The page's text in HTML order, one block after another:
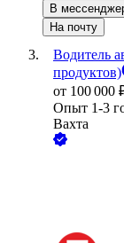
В
На почту
Водитель
продуктов)
от 100 000
Опыт 1-3
Вахта